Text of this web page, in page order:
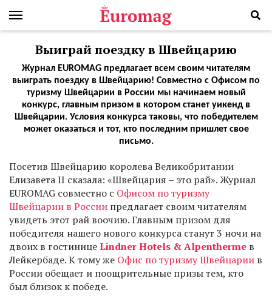
Выиграй поездку в Швейцарию
Журнал EUROMAG предлагает всем своим читателям
выиграть поездку в Швейцарию! Совместно с Офисом по
туризму Швейцарии в России мы начинаем новый
конкурс, главным призом в котором станет уикенд в
Швейцарии. Условия конкурса таковы, что победителем
может оказаться и тот, кто последним пришлет свое
письмо.
Посетив Швейцарию королева Великобритании
Елизавета II сказала: «Швейцария – это рай». Журнал
EUROMAG совместно с Офисом по туризму
Швейцарии в России предлагает своим читателям
увидеть этот рай воочию. Главным призом для
победителя нашего нового конкурса станут 3 ночи на
двоих в гостиницеLindner Hotels & Alpentherme в
Лейкербаде. К тому же Офис по туризму Швейцарии в
России обещает и поощрительные призы тем, кто
был близок к победе.